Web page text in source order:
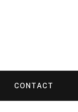
CONTACT